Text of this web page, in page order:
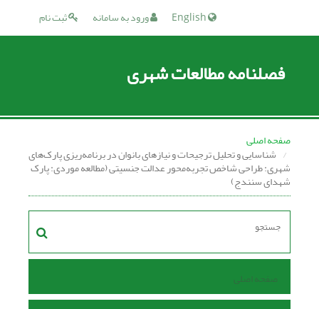
ثبت نام ورود به سامانه
فصلنامه مطالعات شهری
صفحه اصلی
شناسایی و تحلیل ترجیحات و نیازهای بانوان در برنامه‌ریزی پارک‌های
شهری: طراحی شاخص تجربه‌محور عدالت جنسیتی (مطالعه موردی: پارک
شهدای سنندج)
صفحه اصلی